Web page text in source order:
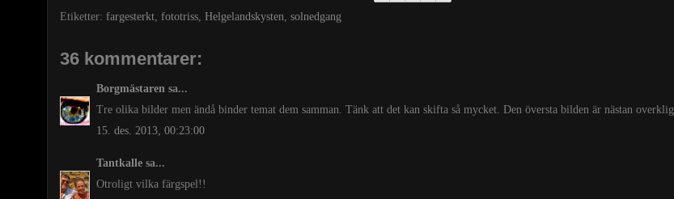
Etiketter: fargesterkt fototriss Helgelandskysten solnedgang
36 kommentarer:
Borgmästaren sa...
Tre olika bilder men ändå binder temat dem samman. Tänk att det kan skifta så mycket. Den översta bilden är nästan overklig.
15. des. 2013, 00:23:00
Tantkalle sa...
Otroligt vilka färgspel!!